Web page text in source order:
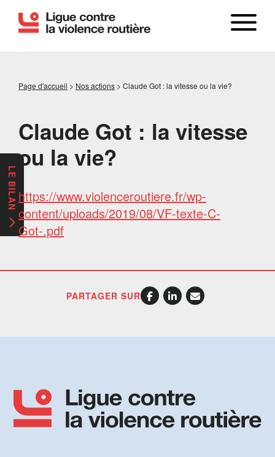
Page d'accueil > Nos actions > Claude Got : la vitesse ou la vie?
Claude Got : la vitesse
ou la vie?
https://www.violenceroutiere.fr/wp-
content/uploads/2019/08/VF-texte-C-
Got-.pdf
PARTAGER SUR
LE BILAN